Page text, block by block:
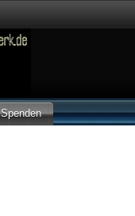
Spenden